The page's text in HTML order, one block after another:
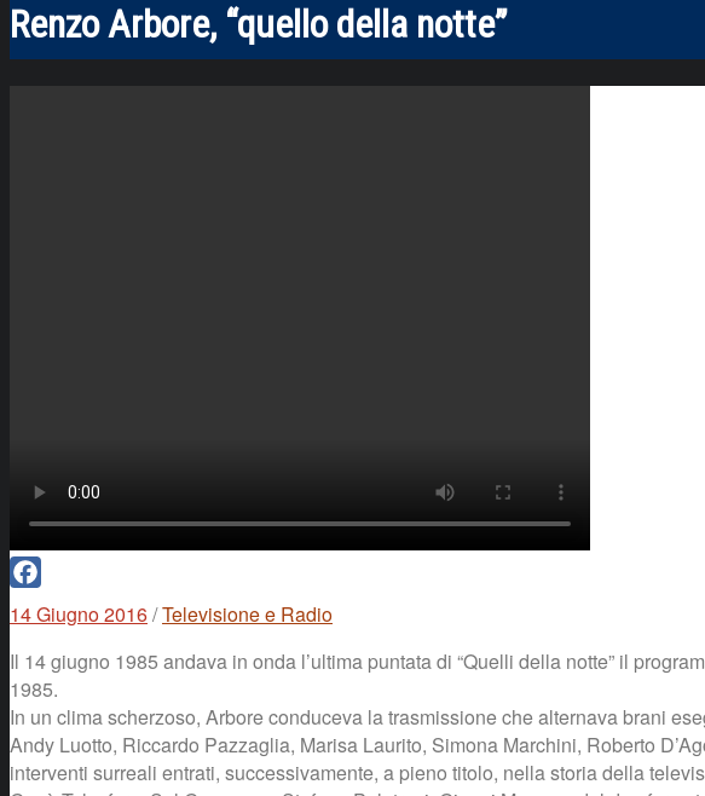
Renzo Arbore, “quello della notte”
Facebook
14 Giugno 2016/Televisione e Radio
Il 14 giugno 1985 andava in onda l’ultima puntata di “Quelli della notte” il
1985.
In un clima scherzoso, Arbore conduceva la trasmissione che alternava brani
Andy Luotto, Riccardo Pazzaglia, Marisa Laurito, Simona Marchini, Roberto
interventi surreali entrati, successivamente, a pieno titolo, nella storia della